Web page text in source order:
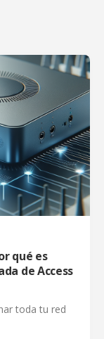
qué es
de Access
toda tu red